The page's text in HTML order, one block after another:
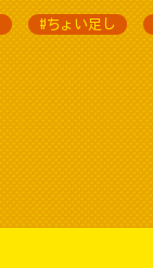
#ちょい足し